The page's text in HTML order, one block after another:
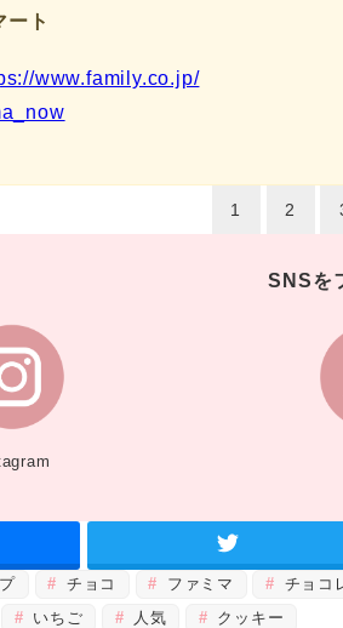
ート
www.family.co.jp/
1 2
SNSを
チョコ ファミマ チョコ
いちご 人気 クッキー